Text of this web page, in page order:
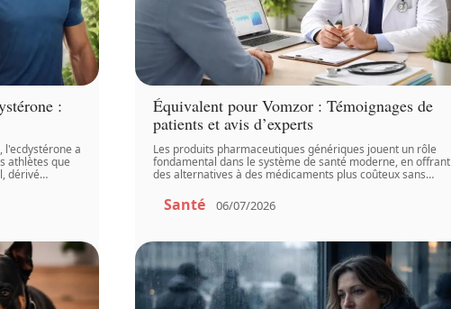
:
l'ecdystérone a
athlètes que
dérivé…
Équivalent pour Vomzor : Témoignages de
patients et avis d’experts
Les produits pharmaceutiques génériques jouent un rôle
fondamental dans le système de santé moderne, en offrant
des alternatives à des médicaments plus coûteux sans…
Santé 06/07/2026